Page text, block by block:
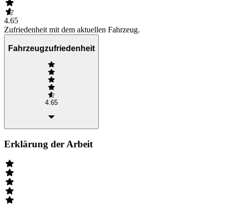
4.65
Zufriedenheit mit dem aktuellen Fahrzeug.
Fahrzeugzufriedenheit
4.65
Erklärung der Arbeit